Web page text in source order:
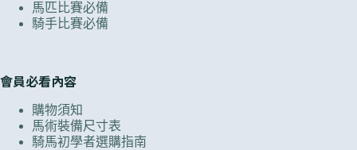
馬匹比賽必備
騎手比賽必備
會員必看內容
購物須知
馬術裝備尺寸表
騎馬初學者選購指南